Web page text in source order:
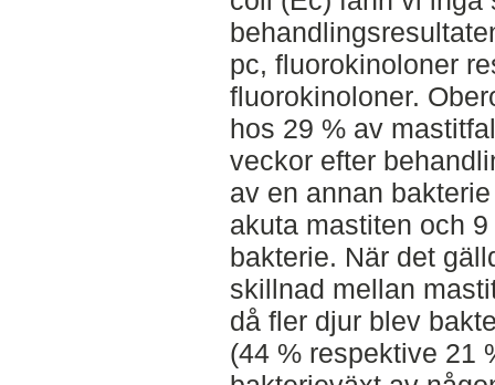
pc, fluorokinoloner
fluorokinoloner.
hos 29 % av
veckor efter
av en annan
akuta mastiten och
bakterie. När det
skillnad mellan
då fler djur blev
(44 % respektive 21